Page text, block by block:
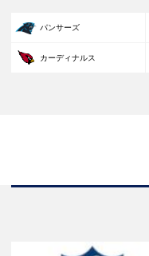
パンサーズ
カーディナルス